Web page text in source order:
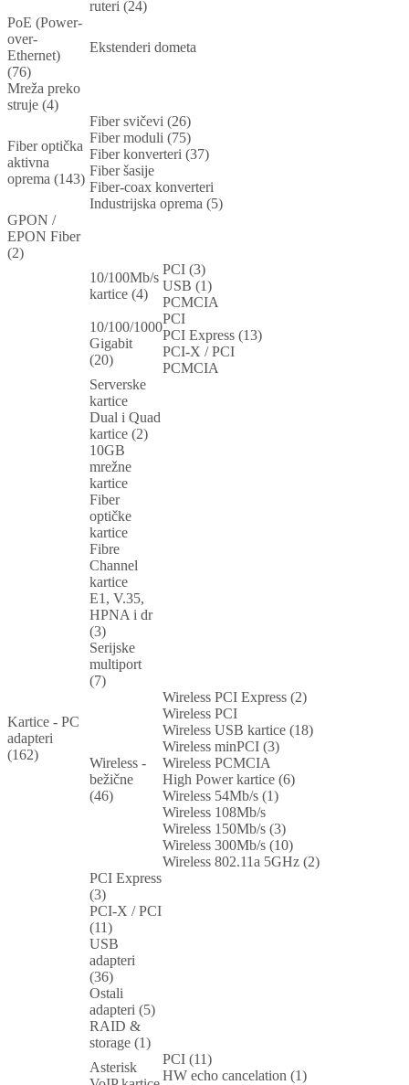
ruteri (24)
PoE (Power-
over-
Ethernet)
(76)
Ekstenderi dometa
Mreža preko
struje (4)
Fiber optička
aktivna
oprema (143)
Fiber svičevi (26)
Fiber moduli (75)
Fiber konverteri (37)
Fiber šasije
Fiber-coax konverteri
Industrijska oprema (5)
GPON /
EPON Fiber
(2)
Kartice - PC
adapteri
(162)
10/100Mb/s
kartice (4)
PCI (3)
USB (1)
PCMCIA
10/100/1000
Gigabit
(20)
PCI
PCI Express (13)
PCI-X / PCI
PCMCIA
Serverske
kartice
Dual i Quad
kartice (2)
10GB
mrežne
kartice
Fiber
optičke
kartice
Fibre
Channel
kartice
E1, V.35,
HPNA i dr
(3)
Serijske
multiport
(7)
Wireless -
bežične
(46)
Wireless PCI Express (2)
Wireless PCI
Wireless USB kartice (18)
Wireless minPCI (3)
Wireless PCMCIA
High Power kartice (6)
Wireless 54Mb/s (1)
Wireless 108Mb/s
Wireless 150Mb/s (3)
Wireless 300Mb/s (10)
Wireless 802.11a 5GHz (2)
PCI Express
(3)
PCI-X / PCI
(11)
USB
adapteri
(36)
Ostali
adapteri (5)
RAID &
storage (1)
Asterisk
PCI (11)
HW echo cancelation (1)